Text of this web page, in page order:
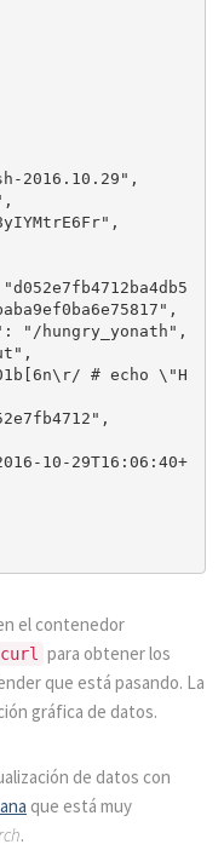
el contenedor
curl
para obtener los
que está pasando. La
gráfica de datos.
de datos con
que está muy
.